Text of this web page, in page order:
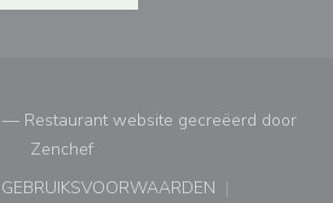
Restaurant website gecreëerd door
Zenchef((opent in een nieuw venster))
GEBRUIKSVOORWAARDEN